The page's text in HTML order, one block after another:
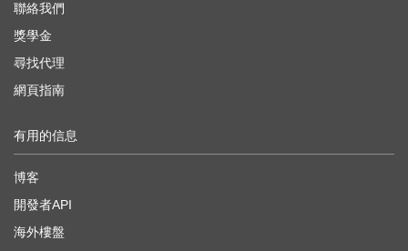
聯絡我們
獎學金
尋找代理
網頁指南
有用的信息
博客
開發者API
海外樓盤